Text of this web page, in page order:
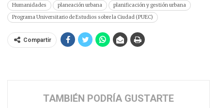
Humanidades
planeación urbana
planificación y gestión urbana
Programa Universitario de Estudios sobre la Ciudad (PUEC)
Compartir
TAMBIÉN PODRÍA GUSTARTE